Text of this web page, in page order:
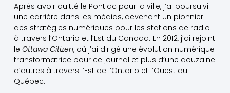
Après avoir quitté le Pontiac pour la ville, j’ai poursuivi
une carrière dans les médias, devenant un pionnier
des stratégies numériques pour les stations de radio
à travers l’Ontario et l’Est du Canada. En 2012, j’ai rejoint
le Ottawa Citizen, où j’ai dirigé une évolution numérique
transformatrice pour ce journal et plus d’une douzaine
d’autres à travers l’Est de l’Ontario et l’Ouest du
Québec.